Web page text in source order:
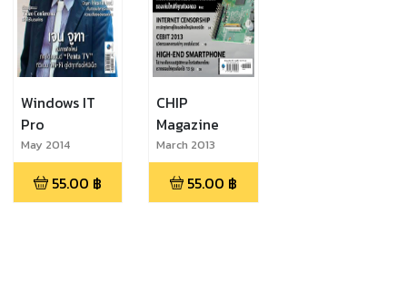
Windows IT
Pro
May 2014
55.00 ฿
CHIP
Magazine
March 2013
55.00 ฿